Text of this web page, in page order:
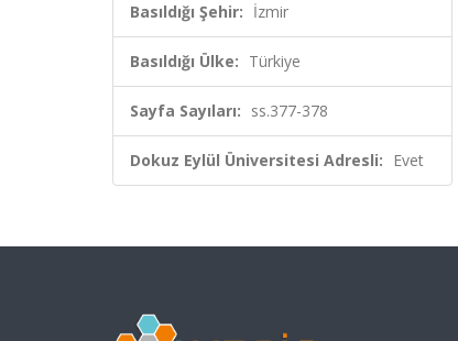
Basıldığı Şehir: İzmir
Basıldığı Ülke: Türkiye
Sayfa Sayıları: ss.377-378
Dokuz Eylül Üniversitesi Adresli: Evet